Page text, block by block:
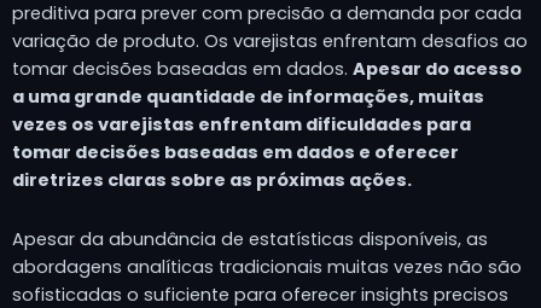
preditiva para prever com precisão a demanda por cada
variação de produto. Os varejistas enfrentam desafios ao
tomar decisões baseadas em dados. Apesar do acesso
a uma grande quantidade de informações, muitas
vezes os varejistas enfrentam dificuldades para
tomar decisões baseadas em dados e oferecer
diretrizes claras sobre as próximas ações.
Apesar da abundância de estatísticas disponíveis, as
abordagens analíticas tradicionais muitas vezes não são
sofisticadas o suficiente para oferecer insights precisos